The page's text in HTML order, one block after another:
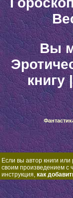
Вы
книгу
Если вы автор книги или
своим произведением с
инструкция, как